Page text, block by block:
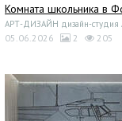
Комната школьника в
АРТ-ДИЗАЙН дизайн-студия
05.06.2026 2 205